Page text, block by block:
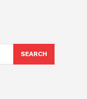
SEARCH